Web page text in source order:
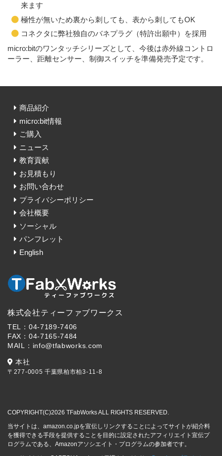
来ます
極性が無いため裏から刺しても、表から刺してもOK
コネクタに弊社独自のバネプラグ（特許出願中）を採用
micro:bitのワンタッチシリーズとして、今後は赤外線コントロ
ーラー、距離センサー、制御スイッチを準備発売予定です。
商品紹介
micro:bit情報
ご購入
ニュース
教育貢献
お見積もり
お問い合わせ
プライバシーポリシー
会社概要
ソーシャル
パンフレット
English
株式会社ティーファブワークス
TEL：04-7189-7406
FAX：04-7165-7484
MAIL：info@tfabworks.com
本社
〒277-0005 千葉県柏市柏3-11-8
COPYRIGHT(C)2026 TFabWorks ALL RIGHTS RESERVED.
当サイトは、amazon.co.jpを宣伝しリンクすることによってサイトが紹介料
を獲得できる手段を提供することを目的に設定されたアフィリエイト宣伝プ
ログラムである、Amazonアソシエイト・プログラムの参加者です。